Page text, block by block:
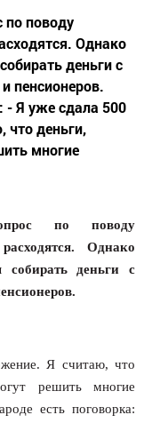
по поводу
Однако
деньги с
пенсионеров.
Я уже сдала 500
что деньги,
многие
по поводу
Однако
собирать деньги с
Я считаю, что
решить многие
есть поговорка: